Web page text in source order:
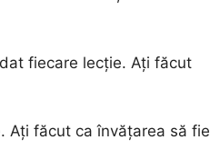
fiecare lecție. Ați făcut
Ați făcut ca învățarea să fie